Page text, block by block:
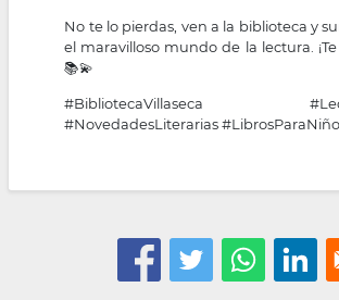
No te lo pierdas, ven a la biblioteca y
el maravilloso mundo de la lectura.
📚💫
#BibliotecaVillaseca
#NovedadesLiterarias